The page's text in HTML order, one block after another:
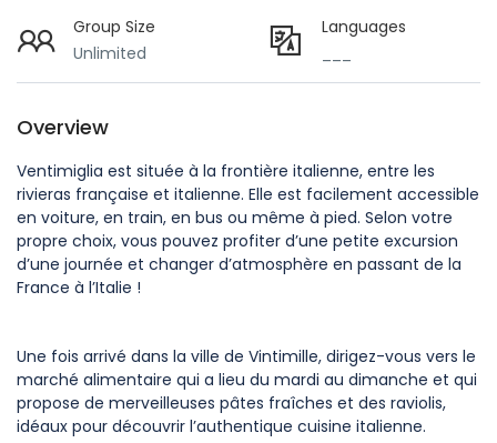
Group Size
Unlimited
Languages
Overview
Ventimiglia est située à la frontière italienne, entre les
rivieras française et italienne. Elle est facilement accessible
en voiture, en train, en bus ou même à pied. Selon votre
propre choix, vous pouvez profiter d’une petite excursion
d’une journée et changer d’atmosphère en passant de la
France à l’Italie !
Une fois arrivé dans la ville de Vintimille, dirigez-vous vers le
marché alimentaire qui a lieu du mardi au dimanche et qui
propose de merveilleuses pâtes fraîches et des raviolis,
idéaux pour découvrir l’authentique cuisine italienne.